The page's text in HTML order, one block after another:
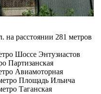
на расстоянии 281 метров
Шоссе Энтузиастов
Партизанская
Авиамоторная
Площадь Ильича
Таганская